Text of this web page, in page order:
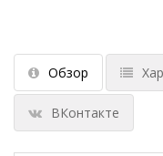
Обзор
ВКонтакте